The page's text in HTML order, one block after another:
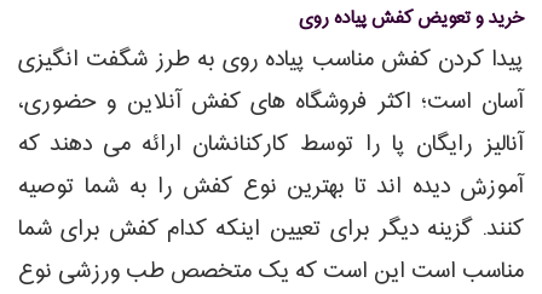
خرید و تعویض کفش پیاده روی
پیدا کردن کفش مناسب پیاده روی به طرز شگفت انگیزی
آسان است؛ اکثر فروشگاه های کفش آنلاین و حضوری،
آنالیز رایگان پا را توسط کارکنانشان ارائه می دهند که
آموزش دیده اند تا بهترین نوع کفش را به شما توصیه
کنند. گزینه دیگر برای تعیین اینکه کدام کفش برای شما
مناسب است این است که یک متخصص طب ورزشی نوع